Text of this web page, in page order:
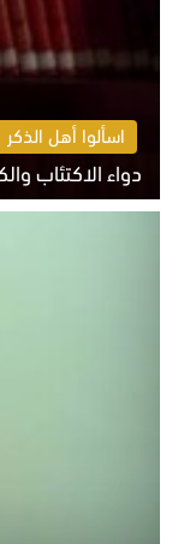
اسألوا أهل الذكر
دواء الاكتئاب
السبت 8 أغسطس 2026 10:54 ص